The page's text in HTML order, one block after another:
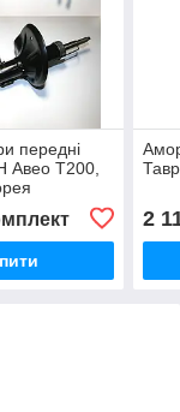
передні
Авео Т200,
2